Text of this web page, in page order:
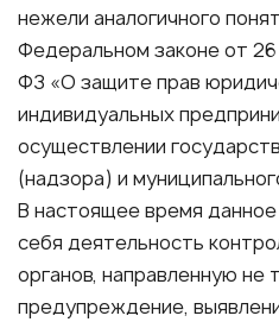
нежели аналогичного
Федеральном законе от
ФЗ «О защите прав
индивидуальных
осуществлении
(надзора) и
В настоящее время
себя деятельность
органов, направленную не
предупреждение,